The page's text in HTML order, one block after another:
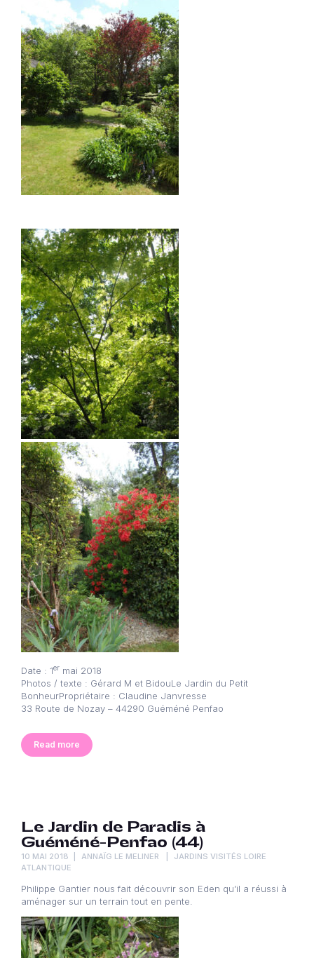
Date : 1er mai 2018
Photos / texte : Gérard M et BidouLe Jardin du Petit
BonheurPropriétaire : Claudine Janvresse
33 Route de Nozay – 44290 Guéméné Penfao
Read more
Le Jardin de Paradis à
Guéméné-Penfao (44)
10 MAI 2018 ANNAÏG LE MELINER
JARDINS VISITÉS LOIRE
ATLANTIQUE
Philippe Gantier nous fait découvrir son Eden qu’il a réussi à
aménager sur un terrain tout en pente.